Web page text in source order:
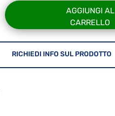
AGGIUNGI AL
CARRELLO
RICHIEDI INFO SUL PRODOTTO